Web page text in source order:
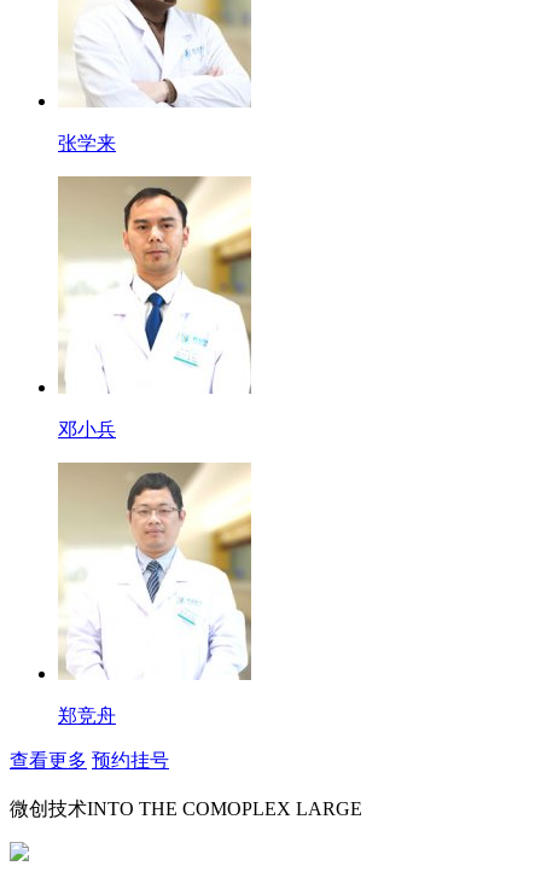
张学来
邓小兵
郑竞舟
查看更多 预约挂号
微创技术INTO THE COMOPLEX LARGE